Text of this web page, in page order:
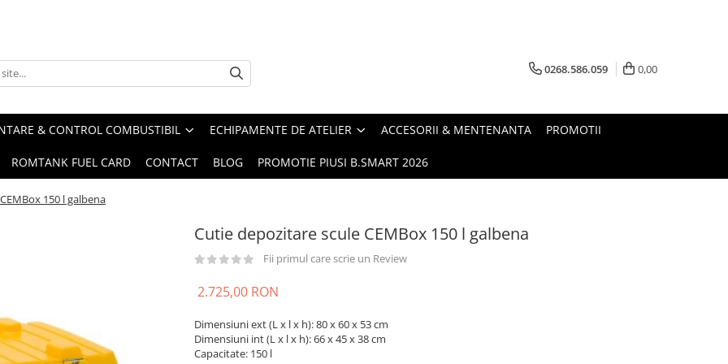
0268.586.059 0,00
& CONTROL COMBUSTIBIL ECHIPAMENTE DE ATELIER ACCESORII & MENTENANTA PROMOTII
ROMTANK FUEL CARD CONTACT BLOG PROMOTIE PIUSI B.SMART 2026
150 l galbena
Cutie depozitare scule CEMBox 150 l galbena
Fii primul care scrie un Review
2.725,00 RON
Dimensiuni ext (L x l x h): 80 x 60 x 53 cm
Dimensiuni int (L x l x h): 66 x 45 x 38 cm
Capacitate: 150 l